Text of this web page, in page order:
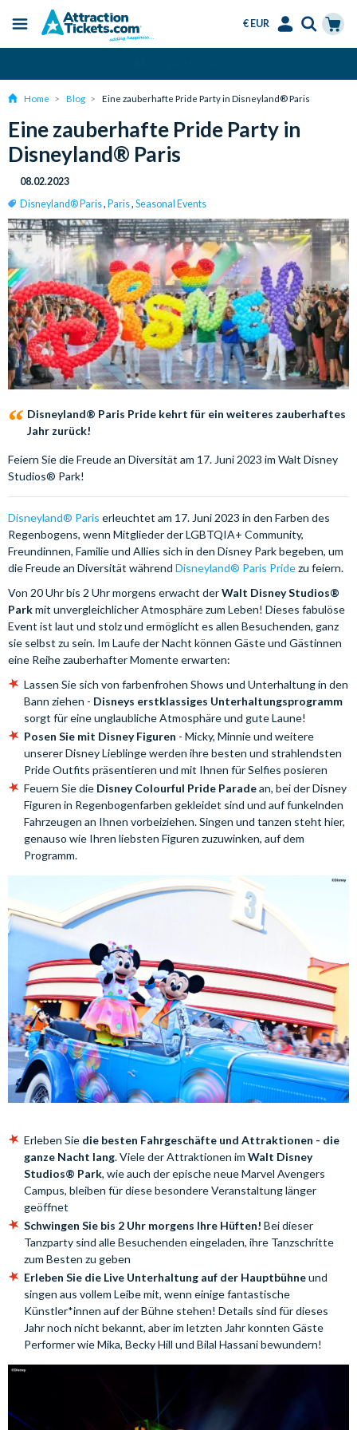
content
Menu
€ EUR
Home Blog Eine zauberhafte Pride Party in Disneyland® Paris
Eine zauberhafte Pride Party in
Disneyland® Paris
08.02.2023
Disneyland® Paris, Paris, Seasonal Events
Disneyland® Paris Pride kehrt für ein weiteres zauberhaftes
Jahr zurück!
Feiern Sie die Freude an Diversität am 17. Juni 2023 im Walt Disney
Studios® Park!
Disneyland® Paris erleuchtet am 17. Juni 2023 in den Farben des
Regenbogens, wenn Mitglieder der LGBTQIA+ Community,
Freundinnen, Familie und Allies sich in den Disney Park begeben, um
die Freude an Diversität während Disneyland® Paris Pridezu feiern.
Von 20 Uhr bis 2 Uhr morgens erwacht derWalt Disney Studios®
Parkmit unvergleichlicher Atmosphäre zum Leben! Dieses fabulöse
Event ist laut und stolz und ermöglicht es allen Besuchenden, ganz
sie selbst zu sein. Im Laufe der Nacht können Gäste und Gästinnen
eine Reihe zauberhafter Momente erwarten:
Lassen Sie sich von farbenfrohen Shows und Unterhaltung in den
Bann ziehen - Disneys erstklassiges Unterhaltungsprogramm
sorgt für eine unglaubliche Atmosphäre und gute Laune!
Posen Sie mit Disney Figuren - Micky, Minnie und weitere
unserer Disney Lieblinge werden ihre besten und strahlendsten
Pride Outfits präsentieren und mit Ihnen für Selfies posieren
Feuern Sie die Disney Colourful Pride Paradean, bei der Disney
Figuren in Regenbogenfarben gekleidet sind und auf funkelnden
Fahrzeugen an Ihnen vorbeiziehen. Singen und tanzen steht hier,
genauso wie Ihren liebsten Figuren zuzuwinken, auf dem
Programm.
Erleben Sie die besten Fahrgeschäfte und Attraktionen - die
ganze Nacht lang. Viele der Attraktionen im Walt Disney
Studios® Park, wie auch der epische neue Marvel Avengers
Campus, bleiben für diese besondere Veranstaltung länger
geöffnet
Schwingen Sie bis 2 Uhr morgens Ihre Hüften! Bei dieser
Tanzparty sind alle Besuchenden eingeladen, ihre Tanzschritte
zum Besten zu geben
Erleben Sie die Live Unterhaltung auf der Hauptbühneund
singen aus vollem Leibe mit, wenn einige fantastische
Künstler*innen auf der Bühne stehen! Details sind für dieses
Jahr noch nicht bekannt, aber im letzten Jahr konnten Gäste
Performer wie Mika, Becky Hill und Bilal Hassani bewundern!